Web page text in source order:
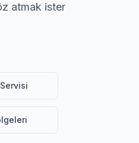
atmak ister